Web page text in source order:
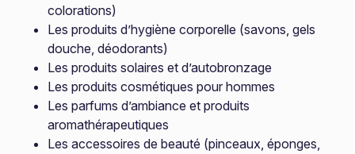
colorations)
Les produits d’hygiène corporelle (savons, gels
douche, déodorants)
Les produits solaires et d’autobronzage
Les produits cosmétiques pour hommes
Les parfums d’ambiance et produits
aromathérapeutiques
Les accessoires de beauté (pinceaux, éponges,